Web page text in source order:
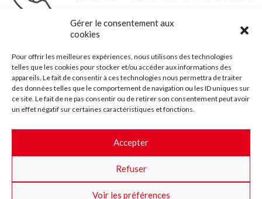
Gérer le consentement aux
cookies
Pour offrir les meilleures expériences, nous utilisons des technologies
telles que les cookies pour stocker et/ou accéder aux informations des
appareils. Le fait de consentir à ces technologies nous permettra de traiter
des données telles que le comportement de navigation ou les ID uniques sur
ce site. Le fait de ne pas consentir ou de retirer son consentement peut avoir
un effet négatif sur certaines caractéristiques et fonctions.
Accepter
Refuser
Voir les préférences
Ris-Orangis
@2022 — Tous droits réservés
Plan du site
Contact
Accessibilité
Crédits
Les marchés publics
Suggestions & Améliorations
Facebook
InstaTwitterYoutube